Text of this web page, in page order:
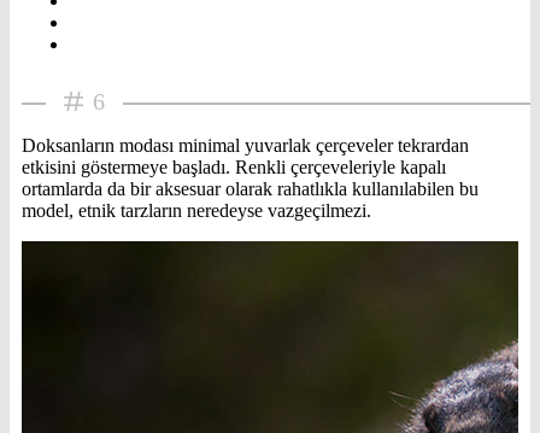
6
Doksanların modası minimal yuvarlak çerçeveler tekrardan
etkisini göstermeye başladı. Renkli çerçeveleriyle kapalı
ortamlarda da bir aksesuar olarak rahatlıkla kullanılabilen bu
model, etnik tarzların neredeyse vazgeçilmezi.